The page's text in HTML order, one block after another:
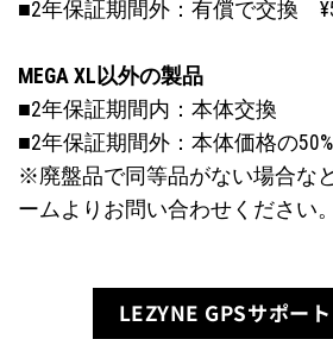
■2年保証期間外：有償で交換
MEGA XL以外の製品
■2年保証期間内：本体交換
■2年保証期間外：本体価格の
※廃盤品で同等品がない場合な
ームよりお問い合わせください。
LEZYNE GPSサポー